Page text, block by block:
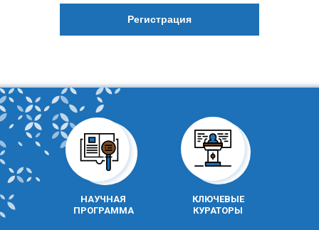
НАУЧНАЯ
ПРОГРАММА
КЛЮЧЕВЫЕ
КУРАТОРЫ
Регистрация
Дата: 30-31 октября 2020
НАУЧНАЯ
ПРОГРАММА
КЛЮЧЕВЫЕ
КУРАТОРЫ